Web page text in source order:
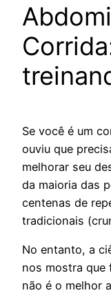
Se você é um
ouviu que
melhorar seu
da maioria das
centenas de
tradicionais
No entanto, a
nos mostra que
não é o melhor